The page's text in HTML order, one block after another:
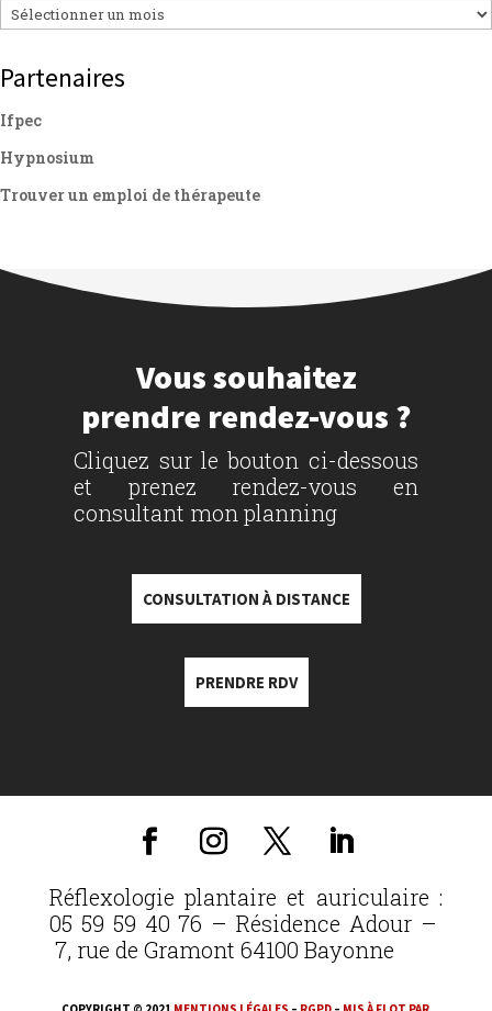
Archives
Partenaires
Ifpec
Hypnosium
Trouver un emploi de thérapeute
Vous souhaitez
prendre rendez-vous ?
Cliquez sur le bouton ci-dessous
et prenez rendez-vous en
consultant mon planning
CONSULTATION À DISTANCE
PRENDRE RDV
Réflexologie plantaire et auriculaire :
05 59 59 40 76 – Résidence Adour –
7, rue de Gramont 64100 Bayonne